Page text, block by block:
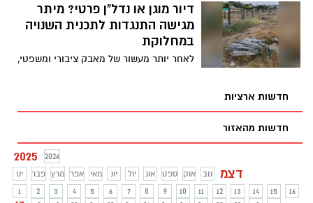
ומטלטלים, מאשימה את המדינה והצבא
בהפקרה ובמוות שנגרם במנהרה, ודורשת
דיור מוגן או נדל"ן פרטי? מיתר
מגישה התנגדות לתכנית השנויה
במחלוקת
לאחר יותר מעשור של מאבק ציבורי ומשפטי,
חדשות ארציות
חדשות מהאזור
2025
2026
ינו
פבר מרץ אפר מאי יונ יול אוג ספט אוק נוב דצמ
1 2 3 4 5 6 7 8 9 10 11 12 13 14 15 16